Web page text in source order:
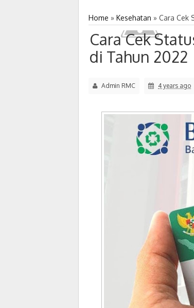
Home » Kesehatan » Cara Cek
Cara Cek
di Tahun 2022
Admin RMC 4 years ago